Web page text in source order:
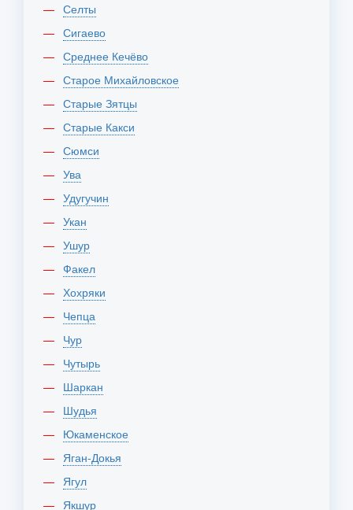
Селты
Сигаево
Среднее Кечёво
Старое Михайловское
Старые Зятцы
Старые Какси
Сюмси
Ува
Удугучин
Укан
Ушур
Факел
Хохряки
Чепца
Чур
Чутырь
Шаркан
Шудья
Юкаменское
Яган-Докья
Ягул
Якшур